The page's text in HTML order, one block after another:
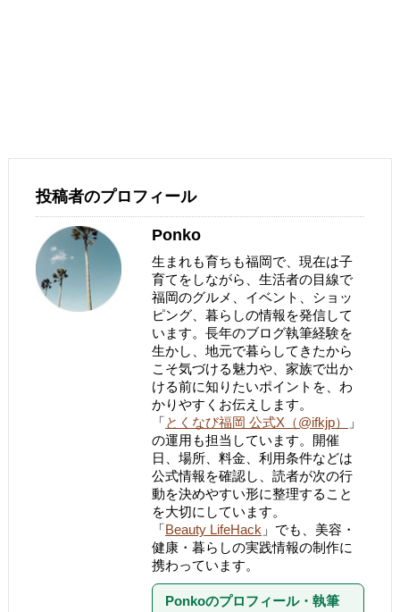
投稿者のプロフィール
Ponko
生まれも育ちも福岡で、現在は子
育てをしながら、生活者の目線で
福岡のグルメ、イベント、ショッ
ピング、暮らしの情報を発信して
います。長年のブログ執筆経験を
生かし、地元で暮らしてきたから
こそ気づける魅力や、家族で出か
ける前に知りたいポイントを、わ
かりやすくお伝えします。
「とくなび福岡 公式X（@ifkjp）
」
の運用も担当しています。開催
日、場所、料金、利用条件などは
公式情報を確認し、読者が次の行
動を決めやすい形に整理すること
を大切にしています。
「Beauty LifeHack 」でも、美容・
健康・暮らしの実践情報の制作に
携わっています。
Ponkoのプロフィール・執筆